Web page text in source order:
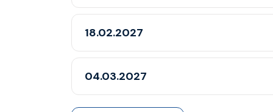
18.02.2027
04.03.2027